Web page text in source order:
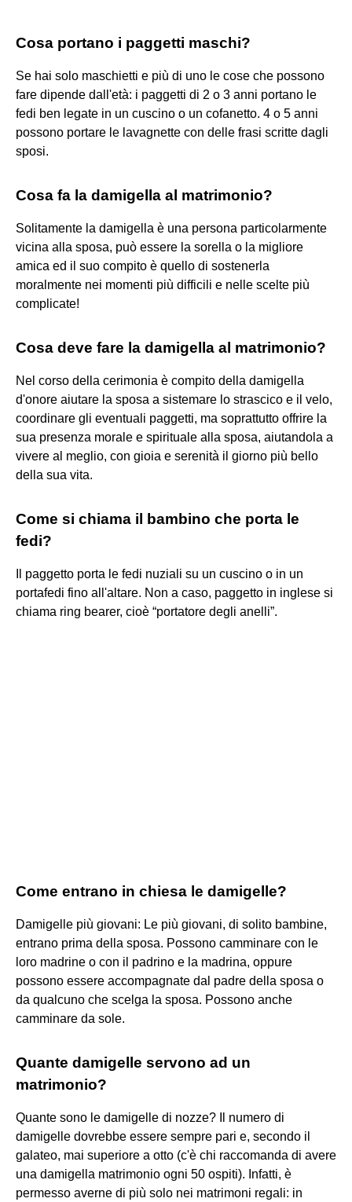
Cosa portano i paggetti maschi?
Se hai solo maschietti e più di uno le cose che possono
fare dipende dall'età: i paggetti di 2 o 3 anni portano le
fedi ben legate in un cuscino o un cofanetto. 4 o 5 anni
possono portare le lavagnette con delle frasi scritte dagli
sposi.
Cosa fa la damigella al matrimonio?
Solitamente la damigella è una persona particolarmente
vicina alla sposa, può essere la sorella o la migliore
amica ed il suo compito è quello di sostenerla
moralmente nei momenti più difficili e nelle scelte più
complicate!
Cosa deve fare la damigella al matrimonio?
Nel corso della cerimonia è compito della damigella
d'onore aiutare la sposa a sistemare lo strascico e il velo,
coordinare gli eventuali paggetti, ma soprattutto offrire la
sua presenza morale e spirituale alla sposa, aiutandola a
vivere al meglio, con gioia e serenità il giorno più bello
della sua vita.
Come si chiama il bambino che porta le
fedi?
Il paggetto porta le fedi nuziali su un cuscino o in un
portafedi fino all'altare. Non a caso, paggetto in inglese si
chiama ring bearer, cioè “portatore degli anelli”.
Come entrano in chiesa le damigelle?
Damigelle più giovani: Le più giovani, di solito bambine,
entrano prima della sposa. Possono camminare con le
loro madrine o con il padrino e la madrina, oppure
possono essere accompagnate dal padre della sposa o
da qualcuno che scelga la sposa. Possono anche
camminare da sole.
Quante damigelle servono ad un
matrimonio?
Quante sono le damigelle di nozze? Il numero di
damigelle dovrebbe essere sempre pari e, secondo il
galateo, mai superiore a otto (c'è chi raccomanda di avere
una damigella matrimonio ogni 50 ospiti). Infatti, è
permesso averne di più solo nei matrimoni regali: in